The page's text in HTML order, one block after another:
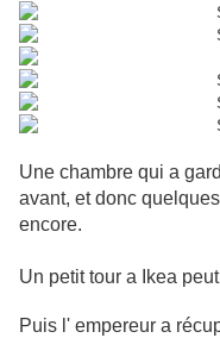
Une chambre qui a
avant, et donc
encore.
Un petit tour a Ikea
Puis l' empereur a